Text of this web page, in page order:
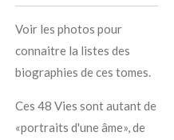
Voir les photos pour
connaitre la listes des
biographies de ces tomes.
Ces 48 Vies sont autant de
«portraits d'une âme», de